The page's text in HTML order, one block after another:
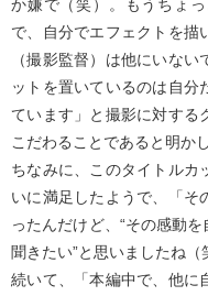
か嫌で（笑）。もうちょ
で、自分でエフェクトを描
（撮影監督）は他にいな
ットを置いているのは自分
ています」と撮影に対する
こだわることであると明かし
ちなみに、このタイトルカ
いに満足したようで、「そ
ったんだけど、“その感動
聞きたい”と思いましたね（
続いて、「本編中で、他に